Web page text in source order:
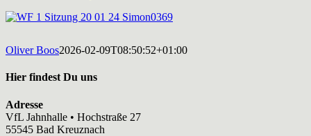
Oliver Boos2026-02-09T08:50:52+01:00
Hier findest Du uns
Adresse
VfL Jahnhalle • Hochstraße 27
55545 Bad Kreuznach